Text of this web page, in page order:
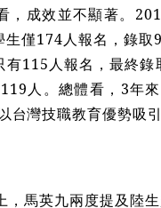
，成效並不顯著。
僅174人報名，錄
115人報名，最終
人。總體看，3年
台灣技職教育優勢吸
馬英九兩度提及陸